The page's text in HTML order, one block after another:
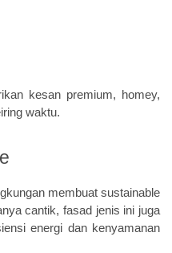
kesan premium, homey,
waktu.
membuat sustainable
cantik, fasad jenis ini juga
energi dan kenyamanan